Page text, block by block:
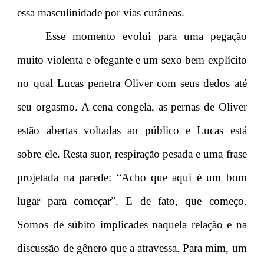
essa masculinidade por vias cutâneas.
Esse momento evolui para uma pegação
muito violenta e ofegante e um sexo bem explícito
no qual Lucas penetra Oliver com seus dedos até
seu orgasmo. A cena congela, as pernas de Oliver
estão abertas voltadas ao público e Lucas está
sobre ele. Resta suor, respiração pesada e uma frase
projetada na parede: “Acho que aqui é um bom
lugar para começar”. E de fato, que começo.
Somos de súbito implicades naquela relação e na
discussão de gênero que a atravessa. Para mim, um